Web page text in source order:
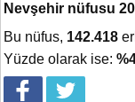
Nevşehir nüfusu
Bu nüfus, 142.418
Yüzde olarak ise: